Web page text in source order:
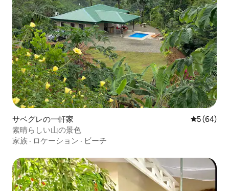
サベグレの一軒家 レビュー
5 (64)
素晴らしい山の景色
家族 · ロケーション · ビーチ